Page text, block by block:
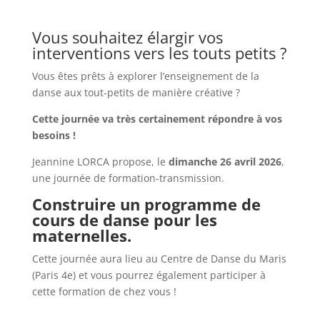
Vous souhaitez élargir vos
interventions vers les touts petits ?
Vous êtes prêts à explorer l’enseignement de la
danse aux tout-petits de manière créative ?
Cette journée va très certainement répondre à vos
besoins !
Jeannine LORCA propose, le dimanche 26 avril 2026,
une journée de formation-transmission.
Construire un programme de
cours de danse pour les
maternelles.
Cette journée aura lieu au Centre de Danse du Maris
(Paris 4e) et vous pourrez également participer à
cette formation de chez vous !